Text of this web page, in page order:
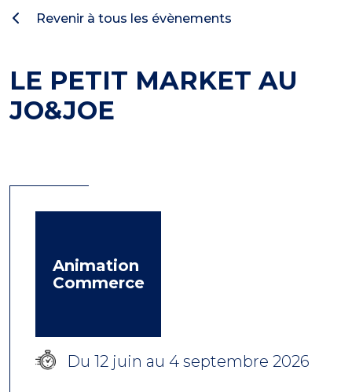
Revenir à tous les évènements
LE PETIT MARKET AU
JO&JOE
Animation
Commerce
Du 12 juin au 4 septembre 2026